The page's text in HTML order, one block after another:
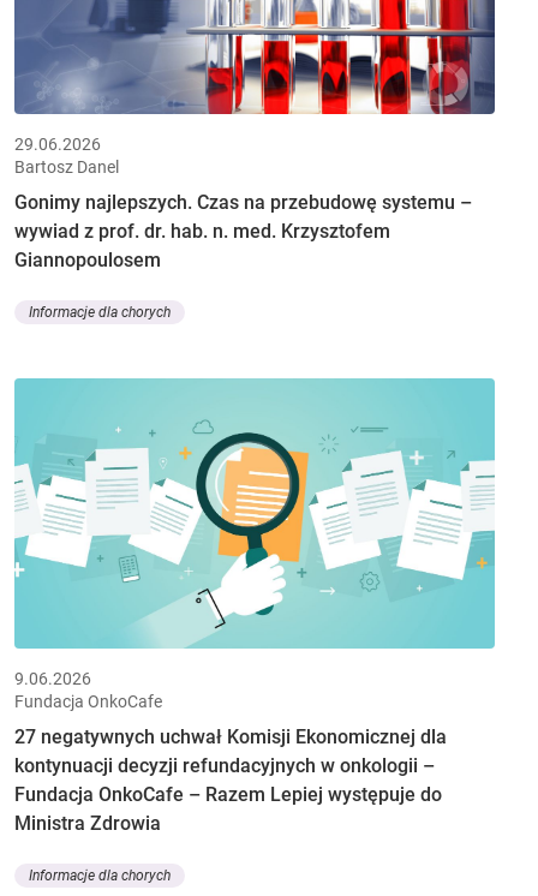
29.06.2026
Bartosz Danel
Gonimy najlepszych. Czas na przebudowę systemu –
wywiad z prof. dr. hab. n. med. Krzysztofem
Giannopoulosem
Informacje dla chorych
9.06.2026
Fundacja OnkoCafe
27 negatywnych uchwał Komisji Ekonomicznej dla
kontynuacji decyzji refundacyjnych w onkologii –
Fundacja OnkoCafe – Razem Lepiej występuje do
Ministra Zdrowia
Informacje dla chorych